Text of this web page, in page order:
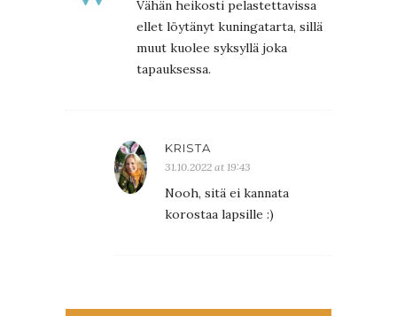
Vähän heikosti pelastettavissa
ellet löytänyt kuningatarta, sillä
muut kuolee syksyllä joka
tapauksessa.
KRISTA
31.10.2022 at 19:43
Nooh, sitä ei kannata
korostaa lapsille :)